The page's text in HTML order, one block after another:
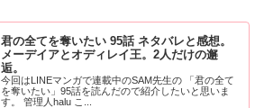
君の全てを奪いたい 95話 ネタバレと感想。
メーデイアとオディレイ王。2人だけの邂
逅。
今回はLINEマンガで連載中のSAM先生の 「君の全て
を奪いたい」95話を読んだので紹介したいと思いま
す。 管理人halu こ...